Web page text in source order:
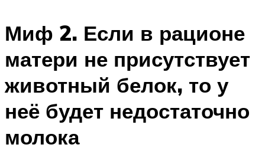
Миф 2. Если в рационе
матери не присутствует
животный белок, то у
неё будет недостаточно
молока